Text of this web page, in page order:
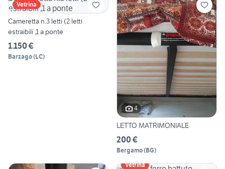
Vetrina
Cameretta n.3 letti (2 letti
estraibili ,1 a ponte
1.150 €
Barzago(LC)
4
LETTO MATRIMONIALE
200 €
Bergamo(BG)
Vetrina